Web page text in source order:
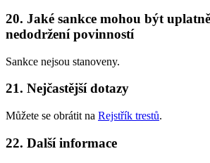
20. Jaké sankce mohou být
nedodržení povinností
Sankce nejsou stanoveny.
21. Nejčastější dotazy
Můžete se obrátit na Rejstřík trestů.
22. Další informace